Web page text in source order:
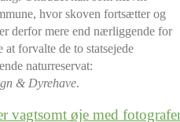
hvor skoven fortsætter og
derfor mere end nærliggende for
forvalte de to statsejede
naturreservat:
& Dyrehave.